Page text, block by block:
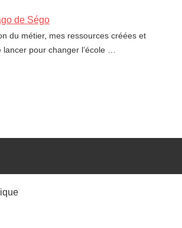
du métier, mes ressources créées et
pour changer l’école …